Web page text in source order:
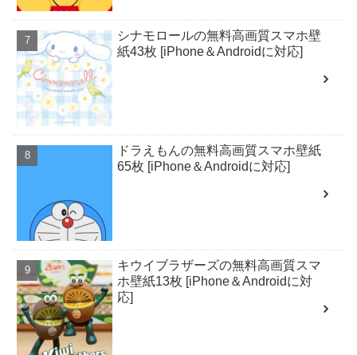
シナモロールの無料高画質スマホ壁
紙43枚 [iPhone＆Androidに対応]
ドラえもんの無料高画質スマホ壁紙
65枚 [iPhone＆Androidに対応]
キウイブラザーズの無料高画質スマ
ホ壁紙13枚 [iPhone＆Androidに対
応]